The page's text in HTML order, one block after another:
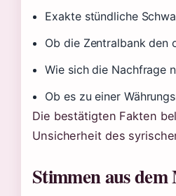
Exakte stündliche
Ob die Zentralbank den
Wie sich die Nachfrage
Ob es zu einer
Die bestätigten Fakten
Unsicherheit des
Stimmen aus